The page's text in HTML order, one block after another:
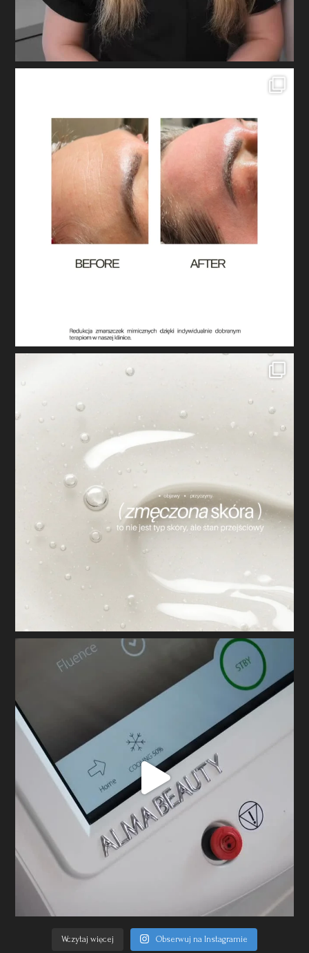
Wczytaj więcej Obserwuj na Instagramie